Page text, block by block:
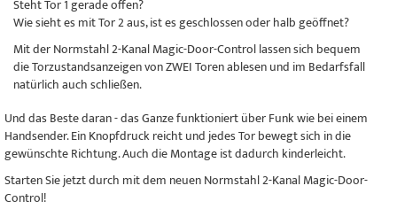
Steht Tor 1 gerade offen?
Wie sieht es mit Tor 2 aus, ist es geschlossen oder halb geöffnet?
Mit der Normstahl 2-Kanal Magic-Door-Control lassen sich bequem
die Torzustandsanzeigen von ZWEI Toren ablesen und im Bedarfsfall
natürlich auch schließen.
Und das Beste daran - das Ganze funktioniert über Funk wie bei einem
Handsender. Ein Knopfdruck reicht und jedes Tor bewegt sich in die
gewünschte Richtung. Auch die Montage ist dadurch kinderleicht.
Starten Sie jetzt durch mit dem neuen Normstahl 2-Kanal Magic-Door-
Control!